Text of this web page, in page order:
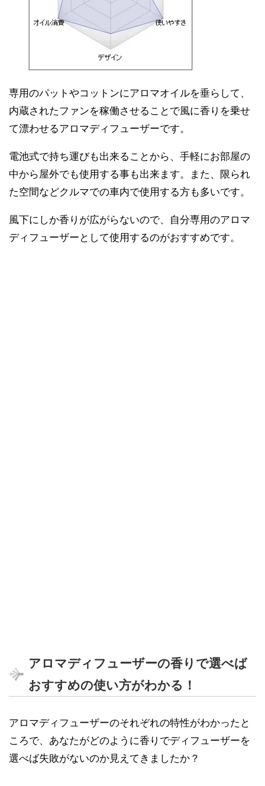
専用のパットやコットンにアロマオイルを垂らして、
内蔵されたファンを稼働させることで風に香りを乗せ
て漂わせるアロマディフューザーです。
電池式で持ち運びも出来ることから、手軽にお部屋の
中から屋外でも使用する事も出来ます。また、限られ
た空間などクルマでの車内で使用する方も多いです。
風下にしか香りが広がらないので、自分専用のアロマ
ディフューザーとして使用するのがおすすめです。
アロマディフューザーの香りで選べば
おすすめの使い方がわかる！
アロマディフューザーのそれぞれの特性がわかったと
ころで、あなたがどのように香りでディフューザーを
選べば失敗がないのか見えてきましたか？